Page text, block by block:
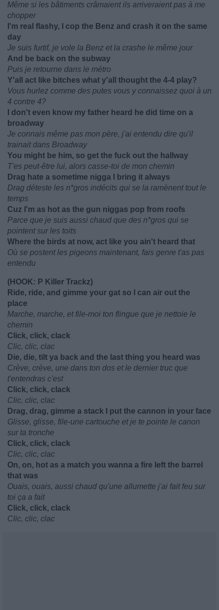
Même si les bâtiments crâmaient ils arriveraient pas à me
chopper
I'm real flashy, I cop the Benz and crash it on the same
day
Je suis furtif, je vole la Benz et la crashe le même jour
And be back on the subway
Puis je retourne dans le métro
Y'all act like bitches what y'all thought the 4-4 play?
Vous hurlez comme des putes vous y connaissez quoi à un
4 contre 4?
I don't even know my father heard he did time on a
broadway
Je connais même pas mon père, j'ai entendu dire qu'il
trainait dans Broadway
You might be him, so get the fuck out the hallway
T'es peut-être lui, alors casse-toi de mon chemin
Drag hate a sometime nigga I bring it always
Drag déteste les n*gros indécits qui se la ramènent tout le
temps
Cuz I'm as hot as the gun niggas pop from roofs
Parce que je suis aussi chaud que des n*gros qui se
pointent sur les toits
Where the birds at now, act like you ain't heard that
Où se postent les pigeons maintenant, fais genre t'as pas
entendu
(HOOK: P Killer Trackz)
Ride, ride, and gimme your gat so I can air out the
place
Marche, marche, et file-moi ton flingue que je nettoie le
chemin
Click, click, clack
Clic, clic, clac
Die, die, tilt ya back and the last thing you heard was
Crève, crève, une dans ton dos et le dernier truc que
t'entendras c'est
Click, click, clack
Clic, clic, clac
Drag, drag, gimme a stack I put the cannon in your face
Glisse, glisse, file-une cartouche et je te pointe le canon
sur ta tronche
Click, click, clack
Clic, clic, clac
On, on, hot as a match you wanna a fire left the barrel
that was
Ouais, ouais, aussi chaud qu'une allumette j'ai fait feu sur
toi ça a fait
Click, click, clack
Clic, clic, clac